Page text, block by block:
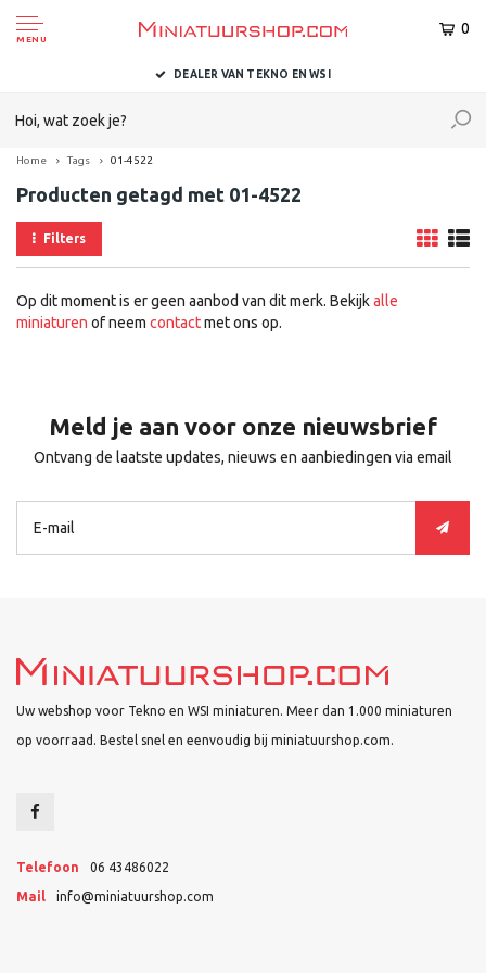
MENU
0
DEALER VAN TEKNO EN WSI
Home Tags 01-4522
Producten getagd met 01-4522
Filters
Op dit moment is er geen aanbod van dit merk. Bekijkalle
miniaturen of neem contactmet ons op.
Meld je aan voor onze nieuwsbrief
Ontvang de laatste updates, nieuws en aanbiedingen via email
Uw webshop voor Tekno en WSI miniaturen. Meer dan 1.000 miniaturen
op voorraad. Bestel snel en eenvoudig bij miniatuurshop.com.
Telefoon 06 43486022
Mail info@miniatuurshop.com